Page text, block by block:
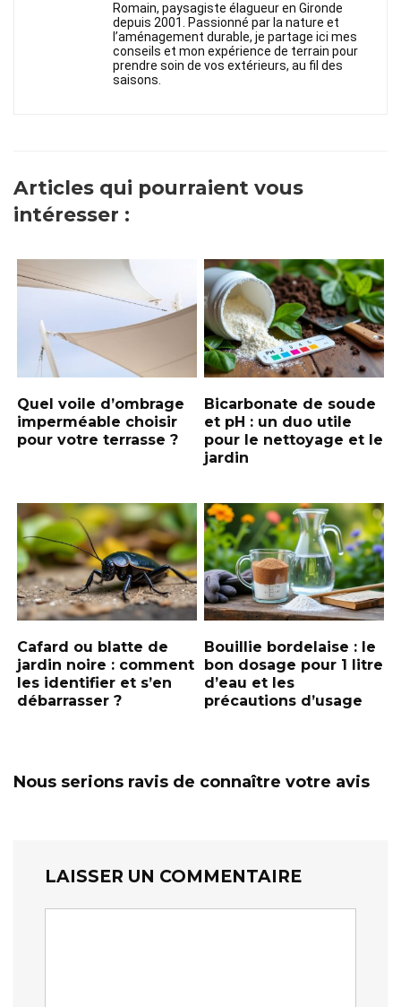
Romain, paysagiste élagueur en Gironde
depuis 2001. Passionné par la nature et
l’aménagement durable, je partage ici mes
conseils et mon expérience de terrain pour
prendre soin de vos extérieurs, au fil des
saisons.
Articles qui pourraient vous
intéresser :
Quel voile d’ombrage
imperméable choisir
pour votre terrasse ?
Bicarbonate de soude
et pH : un duo utile
pour le nettoyage et le
jardin
Cafard ou blatte de
jardin noire : comment
les identifier et s’en
débarrasser ?
Bouillie bordelaise : le
bon dosage pour 1 litre
d’eau et les
précautions d’usage
Nous serions ravis de connaître votre avis
LAISSER UN COMMENTAIRE